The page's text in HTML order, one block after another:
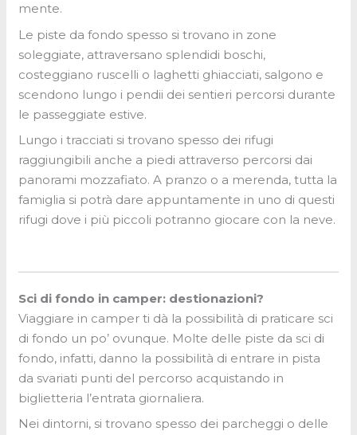
mente.
Le piste da fondo spesso si trovano in zone
soleggiate, attraversano splendidi boschi,
costeggiano ruscelli o laghetti ghiacciati, salgono e
scendono lungo i pendii dei sentieri percorsi durante
le passeggiate estive.
Lungo i tracciati si trovano spesso dei rifugi
raggiungibili anche a piedi attraverso percorsi dai
panorami mozzafiato. A pranzo o a merenda, tutta la
famiglia si potrà dare appuntamente in uno di questi
rifugi dove i più piccoli potranno giocare con la neve.
Sci di fondo in camper: destionazioni?
Viaggiare in camper ti dà la possibilità di praticare sci
di fondo un po’ ovunque. Molte delle piste da sci di
fondo, infatti, danno la possibilità di entrare in pista
da svariati punti del percorso acquistando in
biglietteria l’entrata giornaliera.
Nei dintorni, si trovano spesso dei parcheggi o delle